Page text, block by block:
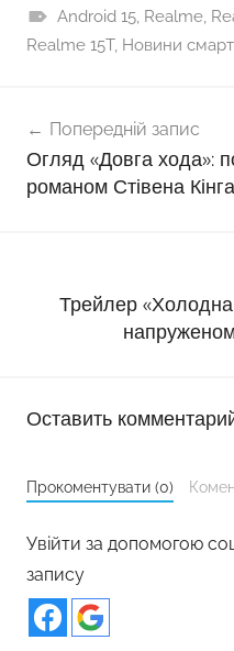
Android 15, Realme,
Realme 15T, Новини
записів
Попередній запис
Огляд «Довга хода»:
романом Стівена Кінга
Трейлер
Оставить
Прокоментувати (0)
Увійти за допомогою
запису